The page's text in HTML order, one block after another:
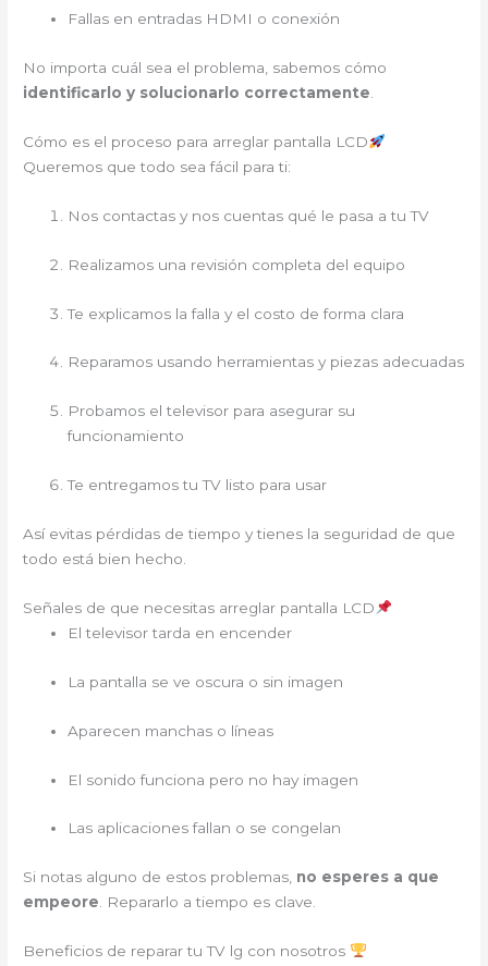
Fallas en entradas HDMI o conexión
No importa cuál sea el problema, sabemos cómo
identificarlo y solucionarlo correctamente
Cómo es el proceso para arreglar pantalla LCD
Queremos que todo sea fácil para ti:
Nos contactas y nos cuentas qué le pasa a tu TV
Realizamos una revisión completa del equipo
Te explicamos la falla y el costo de forma clara
Reparamos usando herramientas y piezas adecuadas
Probamos el televisor para asegurar su
funcionamiento
Te entregamos tu TV listo para usar
Así evitas pérdidas de tiempo y tienes la seguridad de que
todo está bien hecho.
Señales de que necesitas arreglar pantalla LCD
El televisor tarda en encender
La pantalla se ve oscura o sin imagen
Aparecen manchas o líneas
El sonido funciona pero no hay imagen
Las aplicaciones fallan o se congelan
Si notas alguno de estos problemas, no esperes a que
empeore. Repararlo a tiempo es clave.
Beneficios de reparar tu TV lg con nosotros